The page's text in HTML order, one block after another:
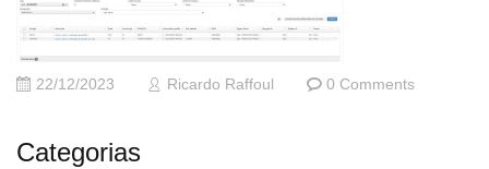
22/12/2023 Ricardo Raffoul 0 Comments
Categorias